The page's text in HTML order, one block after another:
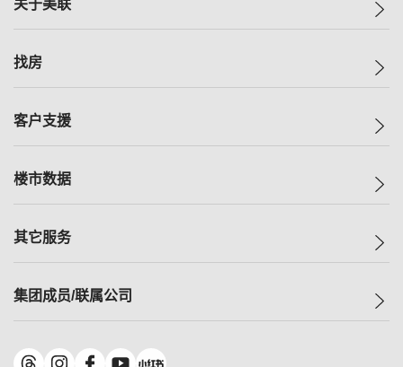
关于美联
美联集团
人才招募
找房
一手新房
减价
美联豪宅
独家楼盘
租房
客户支援
自助放盘
查询热线
按揭计算机
负担能力计算机
转按计算机
楼市数据
指数
历史成交
小区成交排行榜
其它服务
小区专页
集团成员/联属公司
美联物业